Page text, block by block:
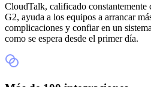
CloudTalk, calificado constantemente
G2, ayuda a los equipos a arrancar
complicaciones y confiar en un
como se espera desde el primer día.